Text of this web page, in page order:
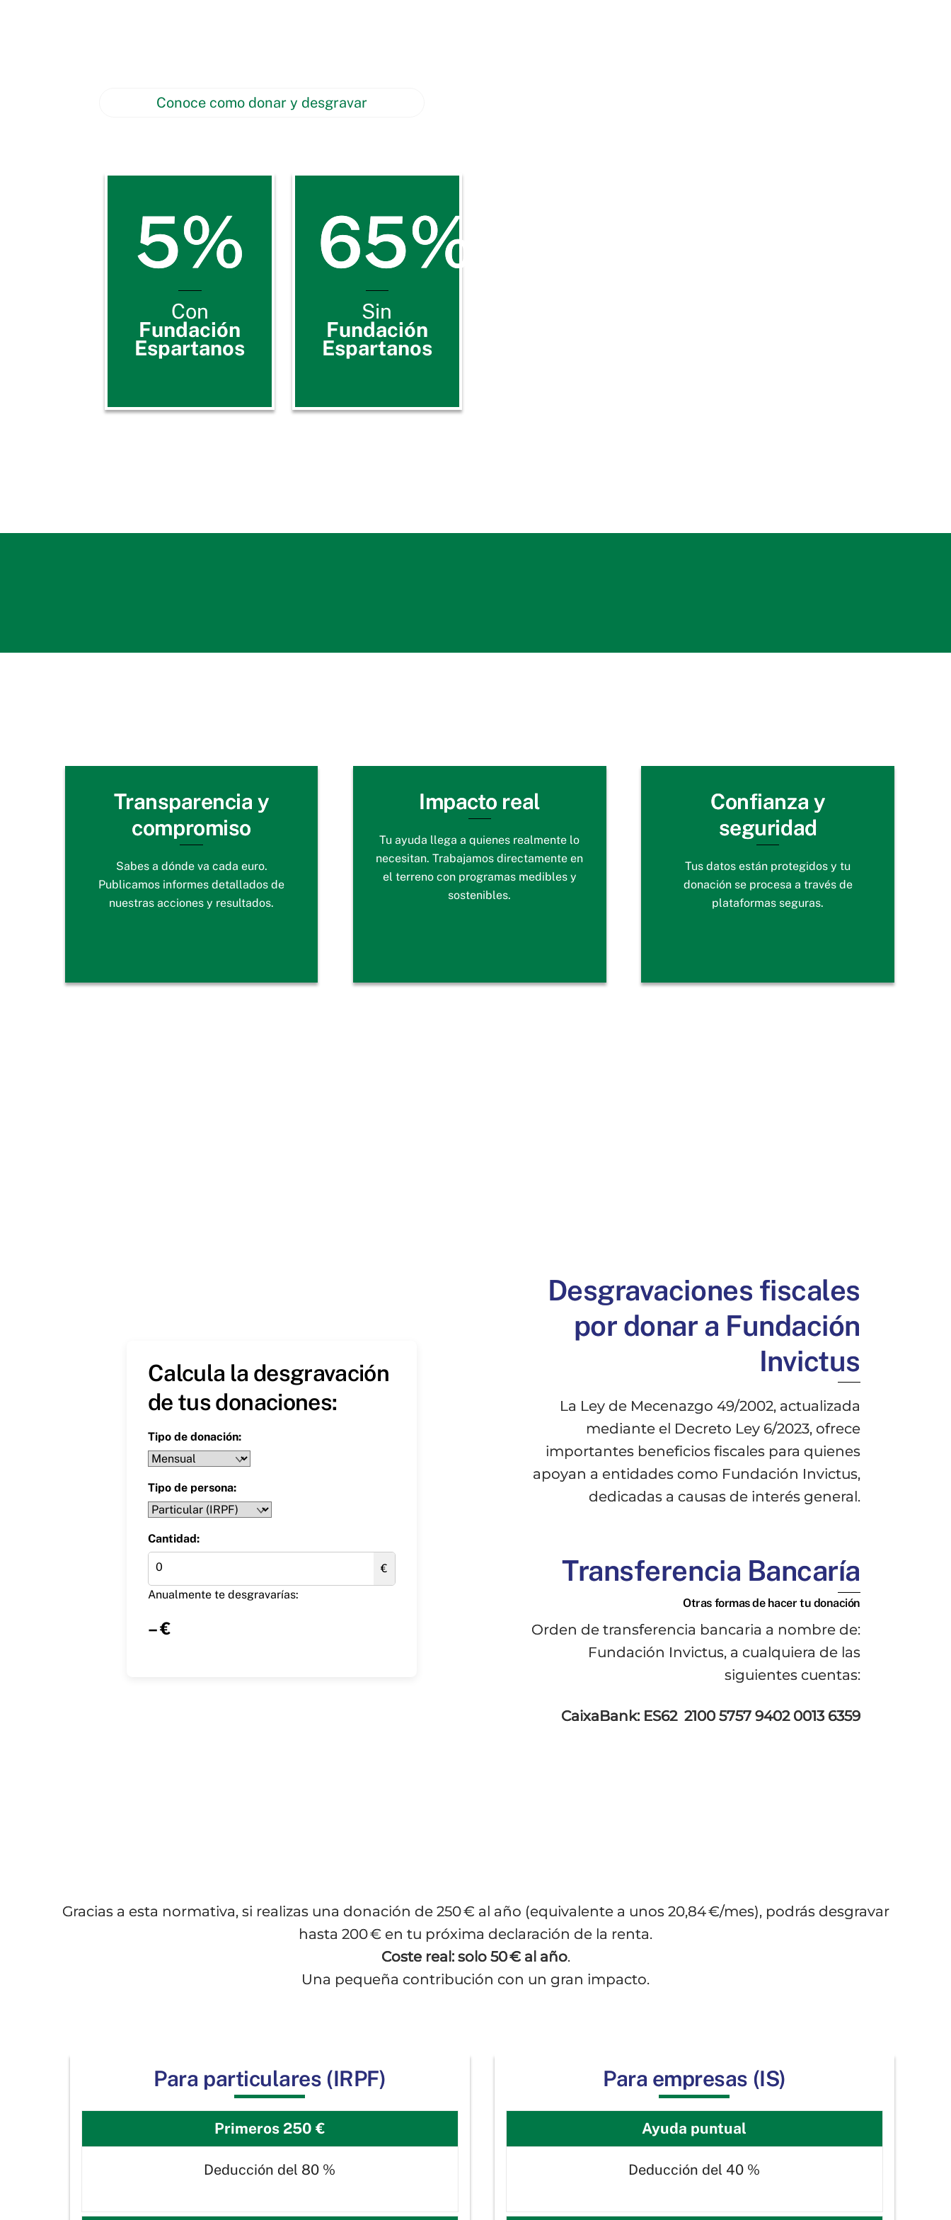
Conoce como donar y desgravar
5%
Con
Fundación
Espartanos
65%
Sin
Fundación
Espartanos
Transparencia y
compromiso
Sabes a dónde va cada euro.
Publicamos informes detallados de
nuestras acciones y resultados.
Impacto real
Tu ayuda llega a quienes realmente lo
necesitan. Trabajamos directamente en
el terreno con programas medibles y
sostenibles.
Confianza y
seguridad
Tus datos están protegidos y tu
donación se procesa a través de
plataformas seguras.
Calcula la desgravación
de tus donaciones:
Tipo de donación:
Tipo de persona:
Cantidad:
€
Anualmente te desgravarías:
– €
Desgravaciones fiscales
por donar a Fundación
Invictus
La Ley de Mecenazgo 49/2002, actualizada
mediante el Decreto Ley 6/2023, ofrece
importantes beneficios fiscales para quienes
apoyan a entidades como Fundación Invictus,
dedicadas a causas de interés general.
Transferencia Bancaría
Otras formas de hacer tu donación
Orden de transferencia bancaria a nombre de:
Fundación Invictus, a cualquiera de las
siguientes cuentas:
CaixaBank: ES62 2100 5757 9402 0013 6359
Gracias a esta normativa, si realizas una donación de 250 € al año (equivalente a unos 20,84 €/mes), podrás desgravar
hasta 200 € en tu próxima declaración de la renta.
Coste real: solo 50 € al año.
Una pequeña contribución con un gran impacto.
Para particulares (IRPF)
Primeros 250 €
Deducción del 80 %
Para empresas (IS)
Ayuda puntual
Deducción del 40 %